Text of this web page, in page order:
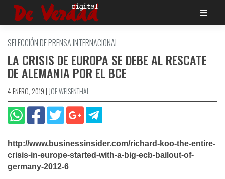
Saltar
SELECCIÓN DE PRENSA INTERNACIONAL
LA CRISIS DE EUROPA SE DEBE AL RESCATE
DE ALEMANIA POR EL BCE
4 ENERO, 2019 | JOE WEISENTHAL
http://www.businessinsider.com/richard-koo-the-entire-
crisis-in-europe-started-with-a-big-ecb-bailout-of-
germany-2012-6